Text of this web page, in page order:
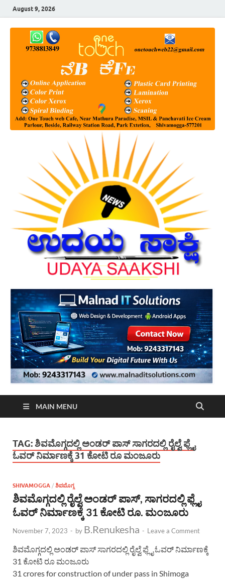
August 9, 2026
MAIN MENU
TAG:ಶಿವಮೊಗ್ಗದಲ್ಲಿ ಅಂಡರ್ ಪಾಸ್ ಸಾಗರದಲ್ಲಿ ರೈಲ್ವೆ ಫ್ಲೈ
ಓವರ್ ನಿರ್ಮಾಣಕ್ಕೆ 31 ಕೋಟಿ ರೂ ಮಂಜೂರು
SHIVAMOGGA / ಶಿವಮೊಗ್ಗ
ಶಿವಮೊಗ್ಗದಲ್ಲಿ ರೈಲ್ವೆ ಅಂಡರ್ ಪಾಸ್, ಸಾಗರದಲ್ಲಿ ಫ್ಲೈ
ಓವರ್ ನಿರ್ಮಾಣಕ್ಕೆ 31 ಕೋಟಿ ರೂ. ಮಂಜೂರು
November 7, 2023 - by B.Renukesha - Leave a Comment
ಶಿವಮೊಗ್ಗದಲ್ಲಿ ಅಂಡರ್ ಪಾಸ್ ಸಾಗರದಲ್ಲಿ ರೈಲ್ವೆ ಫ್ಲೈ ಓವರ್ ನಿರ್ಮಾಣಕ್ಕೆ
31 ಕೋಟಿ ರೂ ಮಂಜೂರು
31 crores for construction of under pass in Shimoga